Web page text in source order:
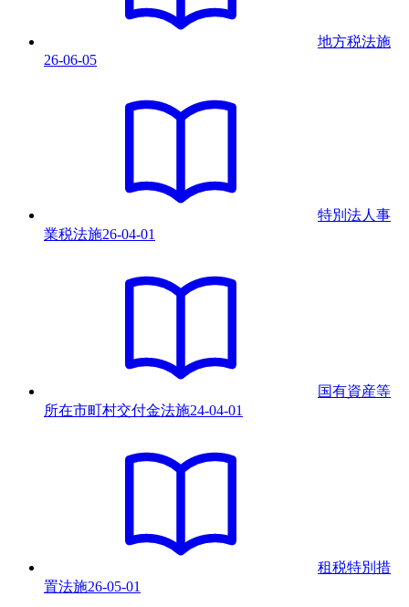
地方税法施
26-06-05
特別法人事
業税法施26-04-01
国有資産等
所在市町村交付金法施24-04-01
租税特別措
置法施26-05-01